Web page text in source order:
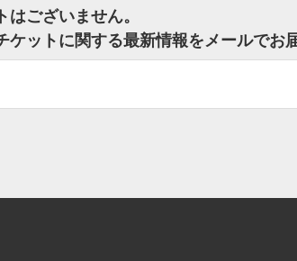
ございません。
ットに関する最新情報をメールでお